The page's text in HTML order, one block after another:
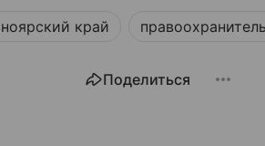
край
Поделиться